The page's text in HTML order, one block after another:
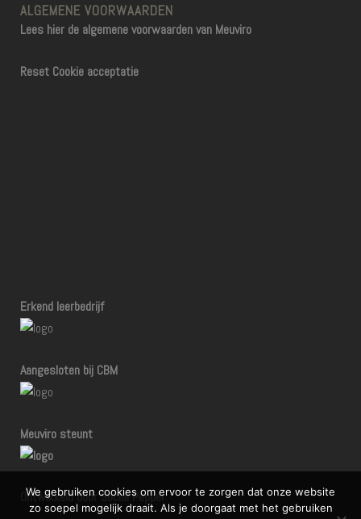
ALGEMENE VOORWAARDEN
Lees hier de algemene voorwaarden van Meuviro
Reset Cookie acceptatie
Erkend leerbedrijf
Aangesloten bij CBM
Meuviro steunt
Ontwikkeld door Social Pepper
We gebruiken cookies om ervoor te zorgen dat onze website
zo soepel mogelijk draait. Als je doorgaat met het gebruiken